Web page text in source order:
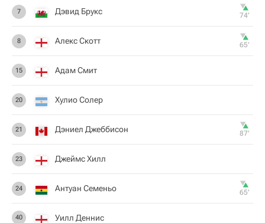
7 Дэвид Брукс 74‎’‎
8 Алекс Скотт 65‎’‎
15 Адам Смит
20 Хулио Солер
21 Дэниел Джеббисон 87‎’‎
23 Джеймс Хилл
24 Антуан Семеньо 65‎’‎
40 Уилл Деннис